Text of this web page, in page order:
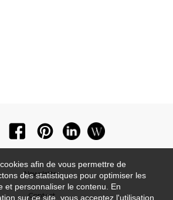
Newsletter
Contact
afin de vous permettre de
des statistiques pour optimiser les
et personnaliser le contenu. En
sur ce site, vous acceptez l'utilisation